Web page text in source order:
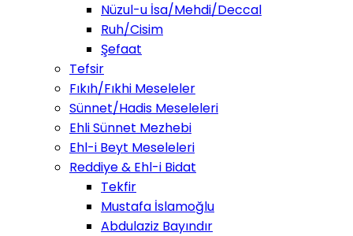
Nüzul-u İsa/Mehdi/Deccal
Ruh/Cisim
Şefaat
Tefsir
Fıkıh/Fıkhi Meseleler
Sünnet/Hadis Meseleleri
Ehli Sünnet Mezhebi
Ehl-i Beyt Meseleleri
Reddiye & Ehl-i Bidat
Tekfir
Mustafa İslamoğlu
Abdulaziz Bayındır